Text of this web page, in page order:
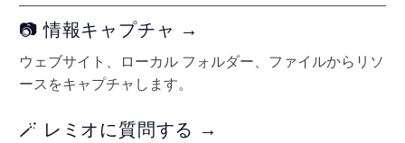
📷 情報キャプチャ →
ウェブサイト、ローカル フォルダー、ファイルからリソ
ースをキャプチャします。
🪄 レミオに質問する →